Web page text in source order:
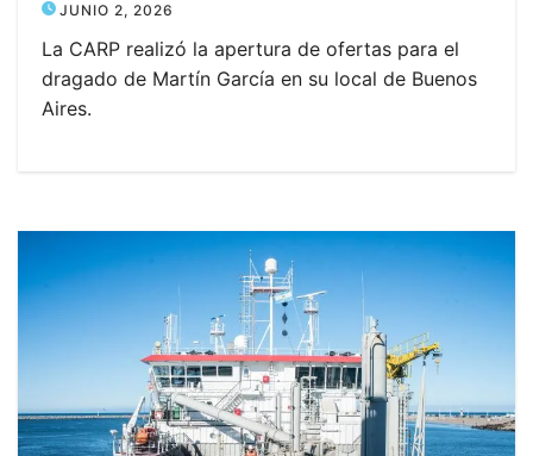
JUNIO 2, 2026
La CARP realizó la apertura de ofertas para el
dragado de Martín García en su local de Buenos
Aires.